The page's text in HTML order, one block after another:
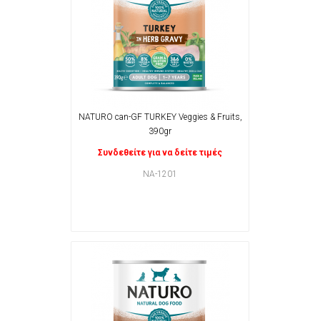
NATURO can-GF TURKEY Veggies & Fruits,
390gr
Συνδεθείτε για να δείτε τιμές
NA-1201